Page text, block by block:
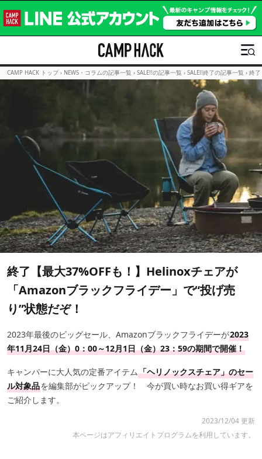
CAMP HACK トップ › NEWS・コラムの記事一覧 › SALE!!の記事一覧 › SALE!!終了の記事一覧 › 終了
終了【最大37%OFFも！】Helinoxチェアが
「Amazonブラックフライデー」で“投げ売
り”状態だぞ！
2023年最後のビッグセール、Amazonブラックフライデーが2023
年11月24日（金）0：00～12月1日（金）23：59の期間で開催！
キャンパーに大人気の定番アイテム「ヘリノックスチェア」のセー
ル対象品を編集部がピックアップ！ 今が買い時なお買い得ギアを
ご紹介します。
2023/12/04 更新
本ページはアフィリエイトプログラムを利用しています。